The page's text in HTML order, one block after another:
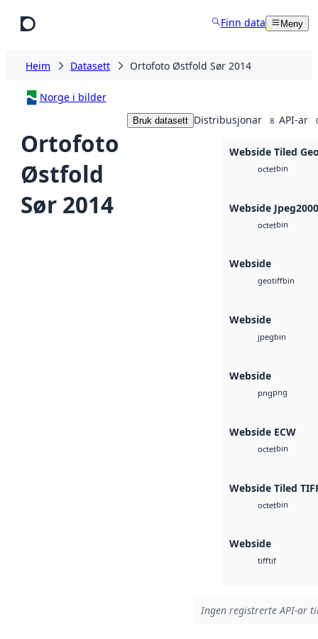
Finn data Meny
Heim Datasett Ortofoto Østfold Sør 2014
Norge i bilder
Ortofoto
Østfold
Sør 2014
Bruk datasett Distribusjonar 8 API-ar
Webside Tiled
octetbin
Webside Jpeg2000
octetbin
Webside
geotiffbin
Webside
jpegbin
Webside
pngpng
Webside ECW
octetbin
Webside Tiled
octetbin
Webside
tifftif
Ingen registrerte API-ar